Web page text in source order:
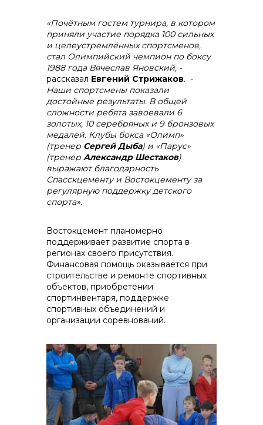
«Почётным гостем турнира, в котором
приняли участие порядка 100 сильных
и целеустремлённых спортсменов,
стал Олимпийский чемпион по боксу
1988 года Вячеслав Яновский, -
рассказал Евгений Стрижаков. -
Наши спортсмены показали
достойные результаты. В общей
сложности ребята завоевали 6
золотых, 10 серебряных и 9 бронзовых
медалей. Клубы бокса «Олимп»
(тренер Сергей Дыба) и «Парус»
(тренер Александр Шестаков)
выражают благодарность
Спасскцементу и Востокцементу за
регулярную поддержку детского
спорта».
Востокцемент планомерно
поддерживает развитие спорта в
регионах своего присутствия.
Финансовая помощь оказывается при
строительстве и ремонте спортивных
объектов, приобретении
спортинвентаря, поддержке
спортивных объединений и
организации соревнований.